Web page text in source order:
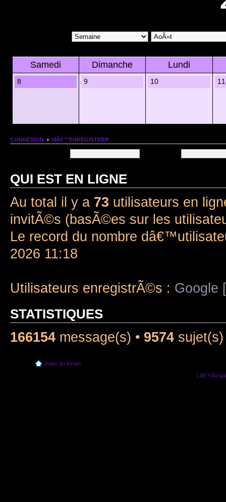
Samedi Dimanche Lundi
8 9 10 11
CONNEXION • MÂ€™ENREGISTRER
QUI EST EN LIGNE
Au total il y a 73 utilisateurs en
invitÃ©s (basÃ©es sur les
Le record du nombre
2026 11:18
Utilisateurs enregistrÃ©s : Google
STATISTIQUES
166154 message(s) • 9574
Index du forum